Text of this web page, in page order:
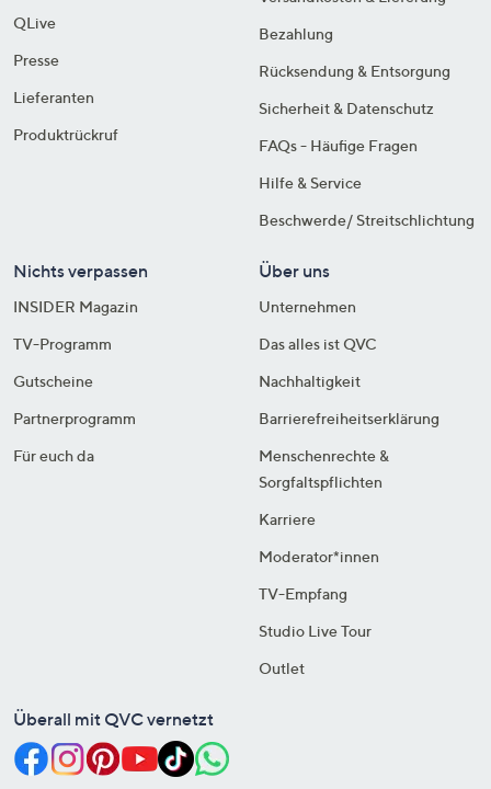
QLive
Presse
Lieferanten
Produktrückruf
Bezahlung
Rücksendung & Entsorgung
Sicherheit & Datenschutz
FAQs - Häufige Fragen
Hilfe & Service
Beschwerde/ Streitschlichtung
Nichts verpassen
INSIDER Magazin
TV-Programm
Gutscheine
Partnerprogramm
Für euch da
Über uns
Unternehmen
Das alles ist QVC
Nachhaltigkeit
Barrierefreiheitserklärung
Menschenrechte &
Sorgfaltspflichten
Karriere
Moderator*innen
TV-Empfang
Studio Live Tour
Outlet
Überall mit QVC vernetzt